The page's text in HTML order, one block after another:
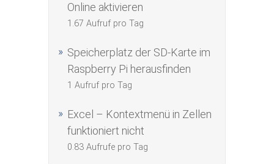
Online aktivieren
1.67 Aufruf pro Tag
Speicherplatz der SD-Karte im
Raspberry Pi herausfinden
1 Aufruf pro Tag
Excel – Kontextmenü in Zellen
funktioniert nicht
0.83 Aufrufe pro Tag